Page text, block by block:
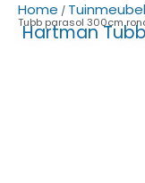
Home /
Tubb parasol 300cm
Hartman